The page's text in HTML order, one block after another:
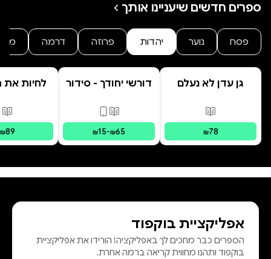
ספרים חדשים שיעניינו אותך
פסח נוער יהדות פרוזה דרמה
גן עדן לא נעלם
פורמטים זמינים מודפס
₪78
דורשי יחודך - סידור
פורמטים זמינים
מודפס,
₪15-₪65
לחיות את
₪89
אפליקציית בוקפוד
הספרים כבר מחכים לך באפליקציה! הורידו את אפליקציית
בוקפוד ותהנו מחווית קריאה ברמה אחרת.